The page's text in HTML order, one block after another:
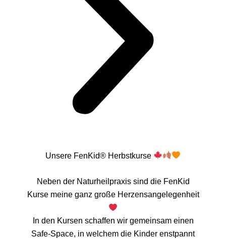
Unsere FenKid® Herbstkurse
Neben der Naturheilpraxis sind die FenKid
Kurse meine ganz große Herzensangelegenheit
In den Kursen schaffen wir gemeinsam einen
Safe-Space, in welchem die Kinder enstpannt